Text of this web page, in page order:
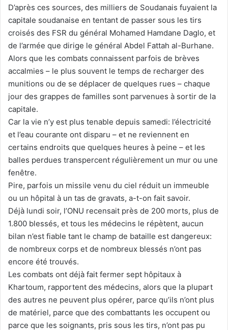
D’après ces sources, des milliers de Soudanais fuyaient la
capitale soudanaise en tentant de passer sous les tirs
croisés des FSR du général Mohamed Hamdane Daglo, et
de l’armée que dirige le général Abdel Fattah al-Burhane.
Alors que les combats connaissent parfois de brèves
accalmies – le plus souvent le temps de recharger des
munitions ou de se déplacer de quelques rues – chaque
jour des grappes de familles sont parvenues à sortir de la
capitale.
Car la vie n’y est plus tenable depuis samedi: l’électricité
et l’eau courante ont disparu – et ne reviennent en
certains endroits que quelques heures à peine – et les
balles perdues transpercent régulièrement un mur ou une
fenêtre.
Pire, parfois un missile venu du ciel réduit un immeuble
ou un hôpital à un tas de gravats, a-t-on fait savoir.
Déjà lundi soir, l’ONU recensait près de 200 morts, plus de
1.800 blessés, et tous les médecins le répètent, aucun
bilan n’est fiable tant le champ de bataille est dangereux:
de nombreux corps et de nombreux blessés n’ont pas
encore été trouvés.
Les combats ont déjà fait fermer sept hôpitaux à
Khartoum, rapportent des médecins, alors que la plupart
des autres ne peuvent plus opérer, parce qu’ils n’ont plus
de matériel, parce que des combattants les occupent ou
parce que les soignants, pris sous les tirs, n’ont pas pu